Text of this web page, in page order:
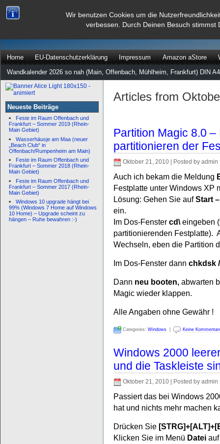
Wir benutzen Cookies um die
verbessen. Durch Deinen Besuch stimmst
dann rate mal
Home EU-Datenschutzerklärung Impressum Amazon aStore
Wandkalender 2026 so nah (Main, Offenbach, Mühlheim, Frankfurt) DIN
Neueste Beiträge
Feste im Raum Offenbach und
Frankfurt – Sommer 2019 (Rhein-
Main Gebiet)
Wasserhäusje am Maa (neuer
„Beach Club“ in
Offenbach/Rumpenheim am Main)
Feste im Raum Offenbach und
Frankfurt – Sommer 2018 (Rhein-
Main Gebiet)
Feste im Raum Offenbach und
Frankfurt – Sommer 2017 (Rhein-
Main Gebiet)
Windows 10 upgrade hängt bei
99% (Windows 7 Home auf Windows
10 Home) – Upgrade scheint zu
hängen – Ruhe bewahren :-)
Articles from
Partition Magic 8.0
partitionieren der
Oktober 21, 2010 | Posted by admin
Auch ich bekam die Meldung
Festplatte unter Windows XP
Lösung: Gehen Sie aufStart
ein.
Im Dos-Fenster cd\ eingeben
partitionierenden Festplatte).
Wechseln, eben die Partition
Im Dos-Fenster dann chkdsk
Dann neu booten, abwarten
Magic wieder klappen.
Alle Angaben ohne Gewähr !
Categories: Windows Keine
Windows 2000
und die Taskleiste
Oktober 21, 2010 | Posted by admin
Passiert das bei Windows
hat und nichts mehr machen
Drücken Sie
Klicken Sie im Menü Datei